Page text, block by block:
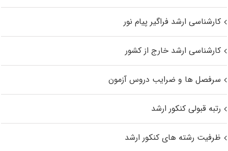
کارشناسی ارشد فراگیر پیام نور
کارشناسی ارشد خارج از کشور
سرفصل ها و ضرایب دروس آزمون
رتبه قبولی کنکور ارشد
ظرفیت رشته های کنکور ارشد